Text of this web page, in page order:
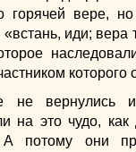
горячей вере,
«встань, иди;
которого
не вернулись
на это чудо,
А потому они